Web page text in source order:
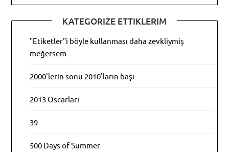
KATEGORIZE ETTIKLERIM
"Etiketler"i böyle kullanması daha zevkliymiş
meğersem
2000'lerin sonu 2010'ların başı
2013 Oscarları
39
500 Days of Summer